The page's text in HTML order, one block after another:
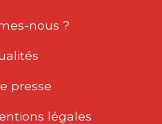
nous ?
presse
légales